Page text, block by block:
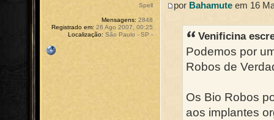
por Bahamute em 16
Venificina
Podemos por
Robos de
Os Bio Robos
aos implantes
Spell
Mensagens: 2848
Registrado em: 26 Ago 2007, 00:25
Localização: São Paulo - SP -